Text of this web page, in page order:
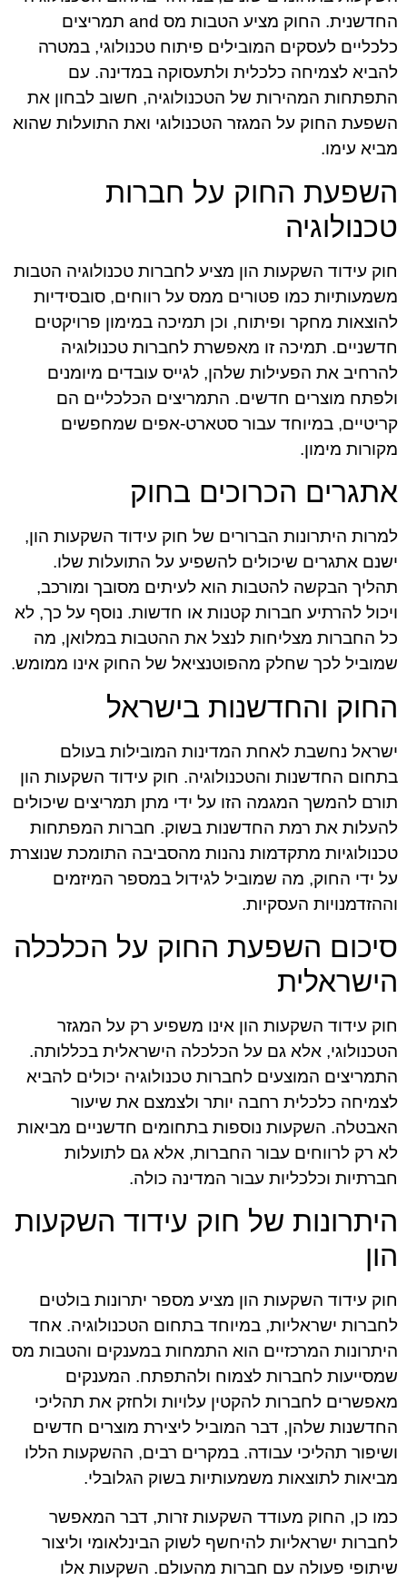
החדשנית. החוק מציע הטבות מס and תמריצים
כלכליים לעסקים המובילים פיתוח טכנולוגי, במטרה
להביא לצמיחה כלכלית ולתעסוקה במדינה. עם
התפתחות המהירות של הטכנולוגיה, חשוב לבחון את
השפעת החוק על המגזר הטכנולוגי ואת התועלות שהוא
מביא עימו.
השפעת החוק על חברות
טכנולוגיה
חוק עידוד השקעות הון מציע לחברות טכנולוגיה הטבות
משמעותיות כמו פטורים ממס על רווחים, סובסידיות
להוצאות מחקר ופיתוח, וכן תמיכה במימון פרויקטים
חדשניים. תמיכה זו מאפשרת לחברות טכנולוגיה
להרחיב את הפעילות שלהן, לגייס עובדים מיומנים
ולפתח מוצרים חדשים. התמריצים הכלכליים הם
קריטיים, במיוחד עבור סטארט-אפים שמחפשים
מקורות מימון.
אתגרים הכרוכים בחוק
למרות היתרונות הברורים של חוק עידוד השקעות הון,
ישנם אתגרים שיכולים להשפיע על התועלות שלו.
תהליך הבקשה להטבות הוא לעיתים מסובך ומורכב,
ויכול להרתיע חברות קטנות או חדשות. נוסף על כך, לא
כל החברות מצליחות לנצל את ההטבות במלואן, מה
שמוביל לכך שחלק מהפוטנציאל של החוק אינו ממומש.
החוק והחדשנות בישראל
ישראל נחשבת לאחת המדינות המובילות בעולם
בתחום החדשנות והטכנולוגיה. חוק עידוד השקעות הון
תורם להמשך המגמה הזו על ידי מתן תמריצים שיכולים
להעלות את רמת החדשנות בשוק. חברות המפתחות
טכנולוגיות מתקדמות נהנות מהסביבה התומכת שנוצרת
על ידי החוק, מה שמוביל לגידול במספר המיזמים
וההזדמנויות העסקיות.
סיכום השפעת החוק על הכלכלה
הישראלית
חוק עידוד השקעות הון אינו משפיע רק על המגזר
הטכנולוגי, אלא גם על הכלכלה הישראלית בכללותה.
התמריצים המוצעים לחברות טכנולוגיה יכולים להביא
לצמיחה כלכלית רחבה יותר ולצמצם את שיעור
האבטלה. השקעות נוספות בתחומים חדשניים מביאות
לא רק לרווחים עבור החברות, אלא גם לתועלות
חברתיות וכלכליות עבור המדינה כולה.
היתרונות של חוק עידוד השקעות
הון
חוק עידוד השקעות הון מציע מספר יתרונות בולטים
לחברות ישראליות, במיוחד בתחום הטכנולוגיה. אחד
היתרונות המרכזיים הוא התמחות במענקים והטבות מס
שמסייעות לחברות לצמוח ולהתפתח. המענקים
מאפשרים לחברות להקטין עלויות ולחזק את תהליכי
החדשנות שלהן, דבר המוביל ליצירת מוצרים חדשים
ושיפור תהליכי עבודה. במקרים רבים, ההשקעות הללו
מביאות לתוצאות משמעותיות בשוק הגלובלי.
כמו כן, החוק מעודד השקעות זרות, דבר המאפשר
לחברות ישראליות להיחשף לשוק הבינלאומי וליצור
שיתופי פעולה עם חברות מהעולם. השקעות אלו